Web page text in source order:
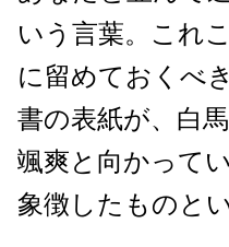
いう言葉。これ
に留めておくべ
書の表紙が、白
颯爽と向かって
象徴したものと